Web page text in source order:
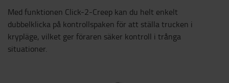
Med funktionen Click-2-Creep kan du helt enkelt
dubbelklicka på kontrollspaken för att ställa trucken i
krypläge, vilket ger föraren säker kontroll i trånga
situationer.